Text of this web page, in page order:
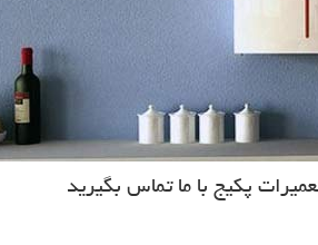
پکیج با ما تماس بگیرید